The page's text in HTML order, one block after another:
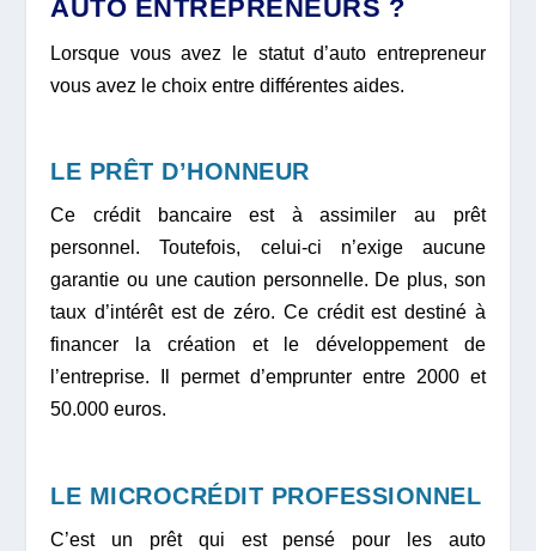
AUTO ENTREPRENEURS ?
Lorsque vous avez le statut d’auto entrepreneur
vous avez le choix entre différentes aides.
LE PRÊT D’HONNEUR
Ce crédit bancaire est à assimiler au prêt
personnel. Toutefois, celui-ci n’exige aucune
garantie ou une caution personnelle. De plus, son
taux d’intérêt est de zéro. Ce crédit est destiné à
financer la création et le développement de
l’entreprise. Il permet d’emprunter entre 2000 et
50.000 euros.
LE MICROCRÉDIT PROFESSIONNEL
C’est un prêt qui est pensé pour les auto